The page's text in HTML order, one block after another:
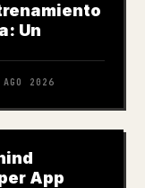
Un
2026
App